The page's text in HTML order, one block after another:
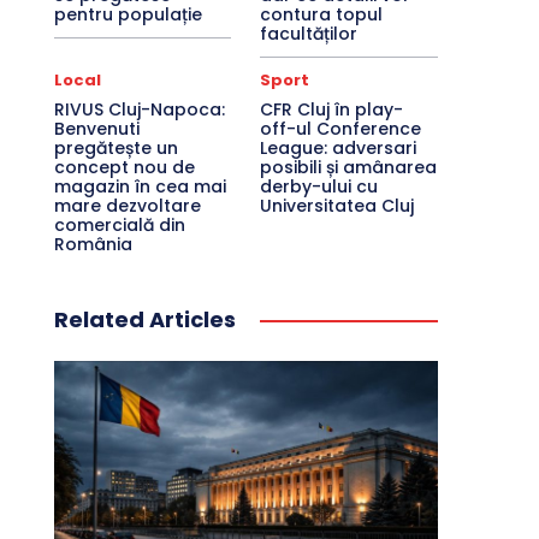
pentru populație
contura topul
facultăților
Local
RIVUS Cluj-Napoca:
Benvenuti
pregătește un
concept nou de
magazin în cea mai
mare dezvoltare
comercială din
România
Sport
CFR Cluj în play-
off-ul Conference
League: adversari
posibili și amânarea
derby-ului cu
Universitatea Cluj
Related Articles